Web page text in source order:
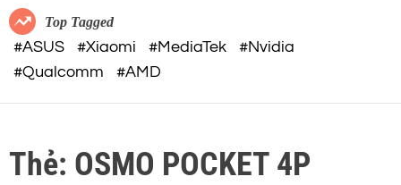
m
o
d
e
Top Tagged
#ASUS #Xiaomi #MediaTek
#Nvidia
#Qualcomm
#AMD
Thẻ: OSMO POCKET 4P